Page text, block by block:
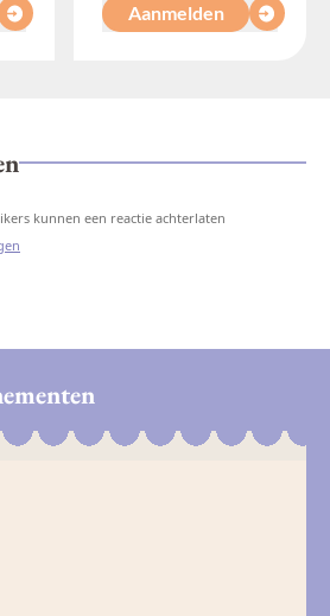
Aanmelden
kunnen een reactie achterlaten